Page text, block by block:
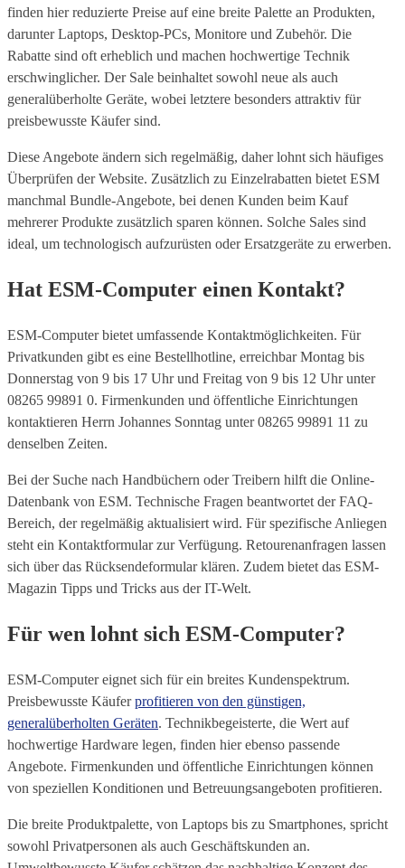
finden hier reduzierte Preise auf eine breite Palette an Produkten,
darunter Laptops, Desktop-PCs, Monitore und Zubehör. Die
Rabatte sind oft erheblich und machen hochwertige Technik
erschwinglicher. Der Sale beinhaltet sowohl neue als auch
generalüberholte Geräte, wobei letztere besonders attraktiv für
preisbewusste Käufer sind.
Diese Angebote ändern sich regelmäßig, daher lohnt sich häufiges
Überprüfen der Website. Zusätzlich zu Einzelrabatten bietet ESM
manchmal Bundle-Angebote, bei denen Kunden beim Kauf
mehrerer Produkte zusätzlich sparen können. Solche Sales sind
ideal, um technologisch aufzurüsten oder Ersatzgeräte zu erwerben.
Hat ESM-Computer einen Kontakt?
ESM-Computer bietet umfassende Kontaktmöglichkeiten. Für
Privatkunden gibt es eine Bestellhotline, erreichbar Montag bis
Donnerstag von 9 bis 17 Uhr und Freitag von 9 bis 12 Uhr unter
08265 99891 0. Firmenkunden und öffentliche Einrichtungen
kontaktieren Herrn Johannes Sonntag unter 08265 99891 11 zu
denselben Zeiten.
Bei der Suche nach Handbüchern oder Treibern hilft die Online-
Datenbank von ESM. Technische Fragen beantwortet der FAQ-
Bereich, der regelmäßig aktualisiert wird. Für spezifische Anliegen
steht ein Kontaktformular zur Verfügung. Retourenanfragen lassen
sich über das Rücksendeformular klären. Zudem bietet das ESM-
Magazin Tipps und Tricks aus der IT-Welt.
Für wen lohnt sich ESM-Computer?
ESM-Computer eignet sich für ein breites Kundenspektrum.
Preisbewusste Käuferprofitieren von den günstigen,
generalüberholten Geräten. Technikbegeisterte, die Wert auf
hochwertige Hardware legen, finden hier ebenso passende
Angebote. Firmenkunden und öffentliche Einrichtungen können
von speziellen Konditionen und Betreuungsangeboten profitieren.
Die breite Produktpalette, von Laptops bis zu Smartphones, spricht
sowohl Privatpersonen als auch Geschäftskunden an.